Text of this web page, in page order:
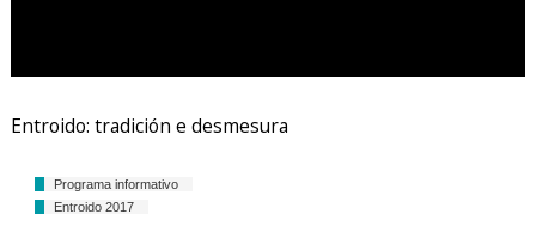
Entroido: tradición e desmesura
Programa informativo
Entroido 2017